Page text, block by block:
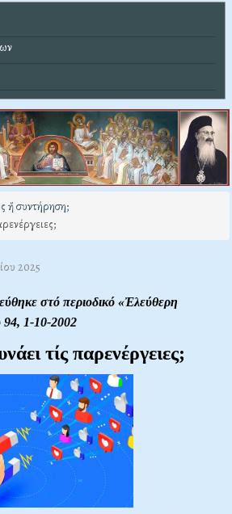
ἤ συντήρηση;
2025
στό περιοδικό «Ἐλεύθερη
94, 1-10-2002
τίς παρενέργειες;